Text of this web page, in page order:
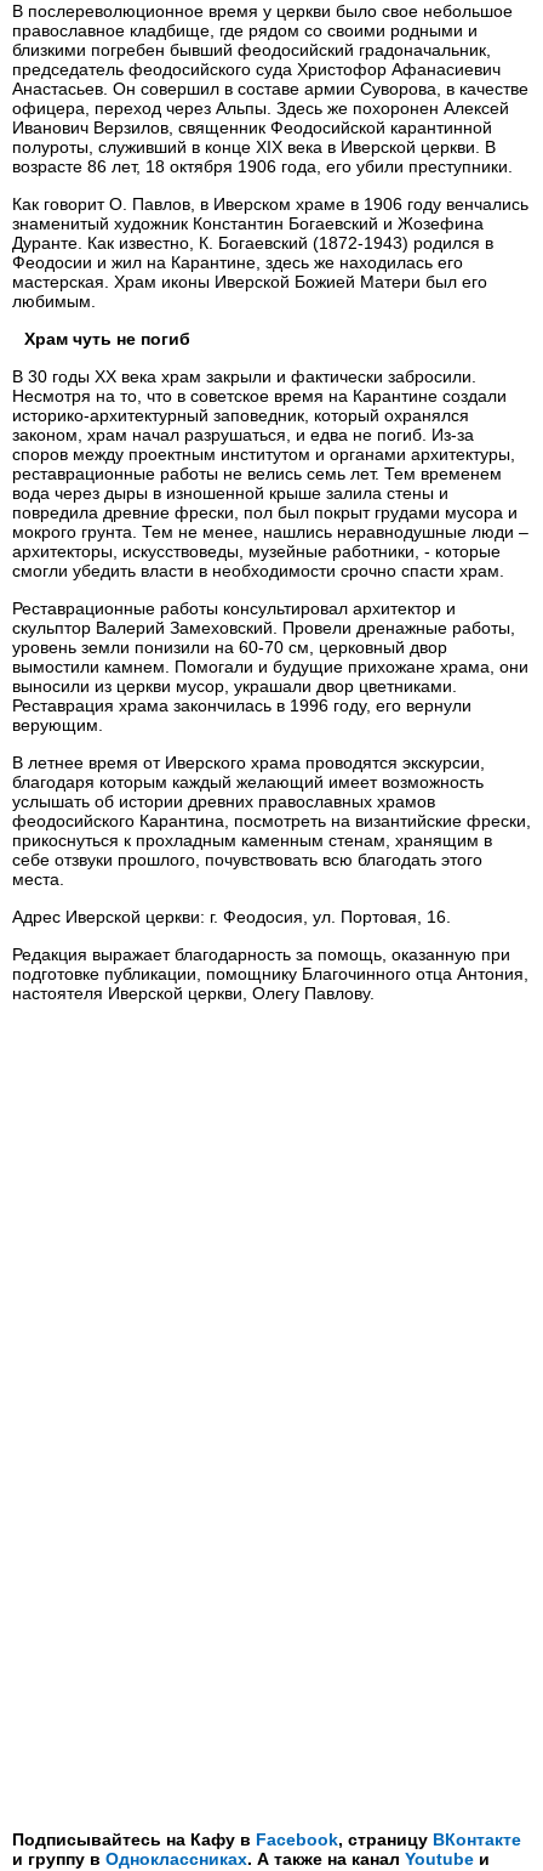
В послереволюционное время у церкви было свое небольшое
православное кладбище, где рядом со своими родными и
близкими погребен бывший феодосийский градоначальник,
председатель феодосийского суда Христофор Афанасиевич
Анастасьев. Он совершил в составе армии Суворова, в качестве
офицера, переход через Альпы. Здесь же похоронен Алексей
Иванович Верзилов, священник Феодосийской карантинной
полуроты, служивший в конце XIX века в Иверской церкви. В
возрасте 86 лет, 18 октября 1906 года, его убили преступники.
Как говорит О. Павлов, в Иверском храме в 1906 году венчались
знаменитый художник Константин Богаевский и Жозефина
Дуранте. Как известно, К. Богаевский (1872-1943) родился в
Феодосии и жил на Карантине, здесь же находилась его
мастерская. Храм иконы Иверской Божией Матери был его
любимым.
Храм чуть не погиб
В 30 годы XX века храм закрыли и фактически забросили.
Несмотря на то, что в советское время на Карантине создали
историко-архитектурный заповедник, который охранялся
законом, храм начал разрушаться, и едва не погиб. Из-за
споров между проектным институтом и органами архитектуры,
реставрационные работы не велись семь лет. Тем временем
вода через дыры в изношенной крыше залила стены и
повредила древние фрески, пол был покрыт грудами мусора и
мокрого грунта. Тем не менее, нашлись неравнодушные люди –
архитекторы, искусствоведы, музейные работники, - которые
смогли убедить власти в необходимости срочно спасти храм.
Реставрационные работы консультировал архитектор и
скульптор Валерий Замеховский. Провели дренажные работы,
уровень земли понизили на 60-70 см, церковный двор
вымостили камнем. Помогали и будущие прихожане храма, они
выносили из церкви мусор, украшали двор цветниками.
Реставрация храма закончилась в 1996 году, его вернули
верующим.
В летнее время от Иверского храма проводятся экскурсии,
благодаря которым каждый желающий имеет возможность
услышать об истории древних православных храмов
феодосийского Карантина, посмотреть на византийские фрески,
прикоснуться к прохладным каменным стенам, хранящим в
себе отзвуки прошлого, почувствовать всю благодать этого
места.
Адрес Иверской церкви: г. Феодосия, ул. Портовая, 16.
Редакция выражает благодарность за помощь, оказанную при
подготовке публикации, помощнику Благочинного отца Антония,
настоятеля Иверской церкви, Олегу Павлову.
Подписывайтесь на Кафу в Facebook, страницу ВКонтакте
и группу в Одноклассниках. А также на канал Youtube и